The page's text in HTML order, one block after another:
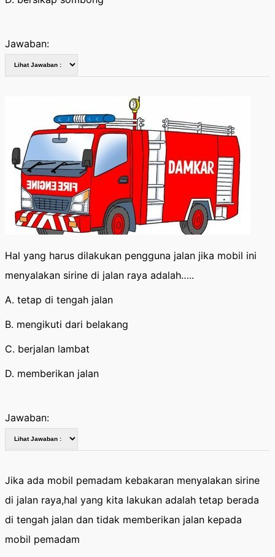
Jawaban:
Hal yang harus dilakukan pengguna jalan jika mobil ini
menyalakan sirine di jalan raya adalah…..
A. tetap di tengah jalan
B. mengikuti dari belakang
C. berjalan lambat
D. memberikan jalan
Jawaban:
Jika ada mobil pemadam kebakaran menyalakan sirine
di jalan raya,hal yang kita lakukan adalah tetap berada
di tengah jalan dan tidak memberikan jalan kepada
mobil pemadam